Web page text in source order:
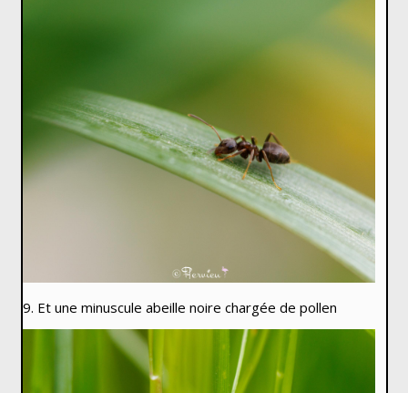
9. Et une minuscule abeille noire chargée de pollen